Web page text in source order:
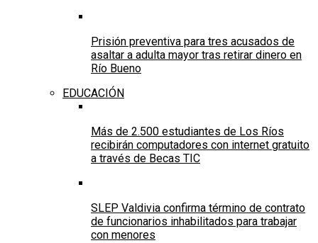
Prisión preventiva para tres acusados de
asaltar a adulta mayor tras retirar dinero en
Río Bueno
EDUCACIÓN
Más de 2.500 estudiantes de Los Ríos
recibirán computadores con internet gratuito
a través de Becas TIC
SLEP Valdivia confirma término de contrato
de funcionarios inhabilitados para trabajar
con menores